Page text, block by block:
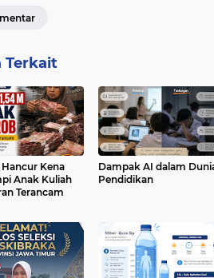
Terkait
Hancur Kena
Anak Kuliah
Terancam
Dampak AI dalam
Pendidikan